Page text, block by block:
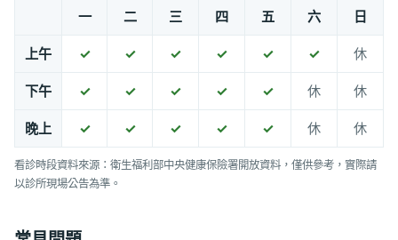
一 二 三 四 五 六 日
上午 ✓ ✓ ✓ ✓ ✓ ✓ 休
下午 ✓ ✓ ✓ ✓ ✓ 休 休
晚上 ✓ ✓ ✓ ✓ ✓ 休 休
看診時段資料來源：衛生福利部中央健康保險署開放資料，僅供參考，實際請
以診所現場公告為準。